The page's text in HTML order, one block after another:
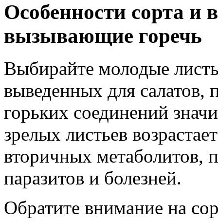
Особенности сорта и
вызывающие горечь
Выбирайте молодые
выведенных для салатов,
горьких соединений
зрелых листьев
вторичных метаболитов,
паразитов и болезней.
Обратите внимание на